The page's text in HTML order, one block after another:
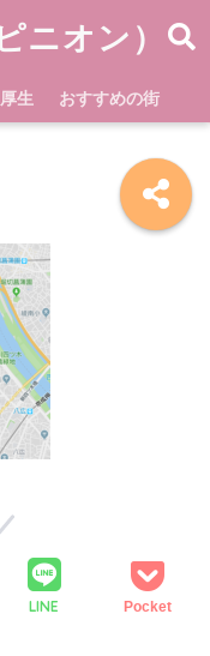
ニオン）
生 おすすめの街
LINE Pocket